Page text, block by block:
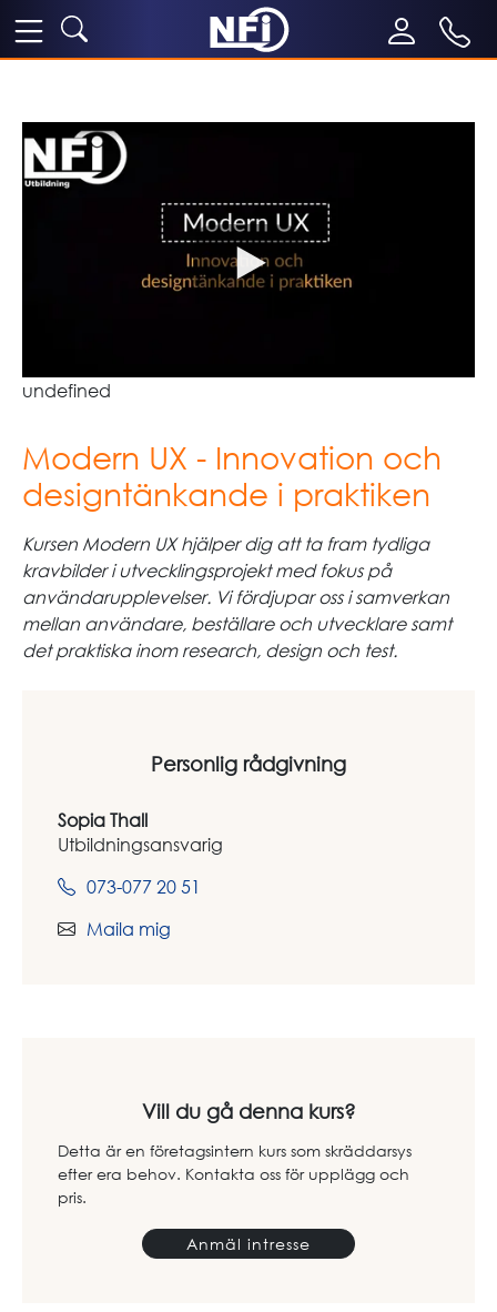
undefined
Modern UX - Innovation och
designtänkande i praktiken
Kursen Modern UX hjälper dig att ta fram tydliga
kravbilder i utvecklingsprojekt med fokus på
användarupplevelser. Vi fördjupar oss i samverkan
mellan användare, beställare och utvecklare samt
det praktiska inom research, design och test.
Personlig rådgivning
Sopia Thall
Utbildningsansvarig
073-077 20 51
Maila mig
Vill du gå denna kurs?
Detta är en företagsintern kurs som skräddarsys
efter era behov. Kontakta oss för upplägg och
pris.
Anmäl intresse